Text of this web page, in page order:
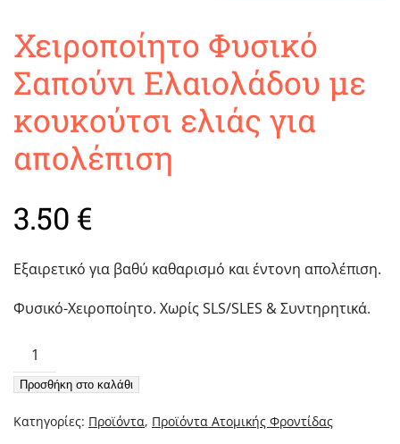
Χειροποίητο Φυσικό
Σαπούνι Ελαιολάδου με
κουκούτσι ελιάς για
απολέπιση
3.50 €
Εξαιρετικό για βαθύ καθαρισμό και έντονη απολέπιση.
Φυσικό-Χειροποίητο. Χωρίς SLS/SLES & Συντηρητικά.
Χειροποίητο
Φυσικό
Σαπούνι
Ελαιολάδου
με
Προσθήκη στο καλάθι
Κατηγορίες: Προϊόντα, Προϊόντα Ατομικής Φροντίδας